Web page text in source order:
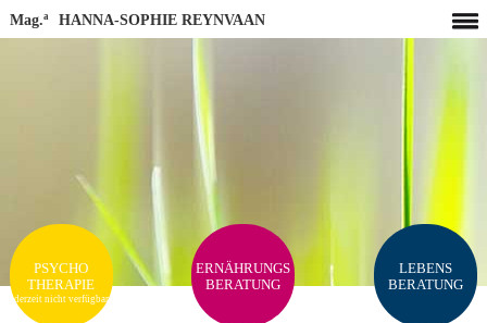
Mag.a HANNA-SOPHIE REYNVAAN
PSYCHO
THERAPIE
derzeit nicht verfügbar
ERNÄHRUNGS
BERATUNG
LEBENS
BERATUNG